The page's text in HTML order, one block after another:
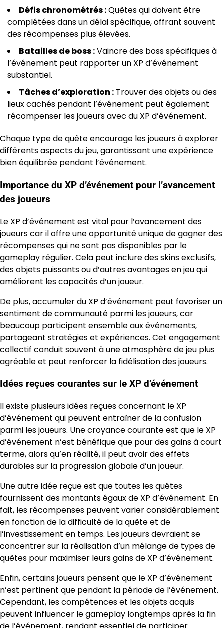
Défis chronométrés :Quêtes qui doivent être
complétées dans un délai spécifique, offrant souvent
des récompenses plus élevées.
Batailles de boss :Vaincre des boss spécifiques à
l’événement peut rapporter un XP d’événement
substantiel.
Tâches d’exploration : Trouver des objets ou des
lieux cachés pendant l’événement peut également
récompenser les joueurs avec du XP d’événement.
Chaque type de quête encourage les joueurs à explorer
différents aspects du jeu, garantissant une expérience
bien équilibrée pendant l’événement.
Importance du XP d’événement pour l’avancement
des joueurs
Le XP d’événement est vital pour l’avancement des
joueurs car il offre une opportunité unique de gagner des
récompenses qui ne sont pas disponibles par le
gameplay régulier. Cela peut inclure des skins exclusifs,
des objets puissants ou d’autres avantages en jeu qui
améliorent les capacités d’un joueur.
De plus, accumuler du XP d’événement peut favoriser un
sentiment de communauté parmi les joueurs, car
beaucoup participent ensemble aux événements,
partageant stratégies et expériences. Cet engagement
collectif conduit souvent à une atmosphère de jeu plus
agréable et peut renforcer la fidélisation des joueurs.
Idées reçues courantes sur le XP d’événement
Il existe plusieurs idées reçues concernant le XP
d’événement qui peuvent entraîner de la confusion
parmi les joueurs. Une croyance courante est que le XP
d’événement n’est bénéfique que pour des gains à court
terme, alors qu’en réalité, il peut avoir des effets
durables sur la progression globale d’un joueur.
Une autre idée reçue est que toutes les quêtes
fournissent des montants égaux de XP d’événement. En
fait, les récompenses peuvent varier considérablement
en fonction de la difficulté de la quête et de
l’investissement en temps. Les joueurs devraient se
concentrer sur la réalisation d’un mélange de types de
quêtes pour maximiser leurs gains de XP d’événement.
Enfin, certains joueurs pensent que le XP d’événement
n’est pertinent que pendant la période de l’événement.
Cependant, les compétences et les objets acquis
peuvent influencer le gameplay longtemps après la fin